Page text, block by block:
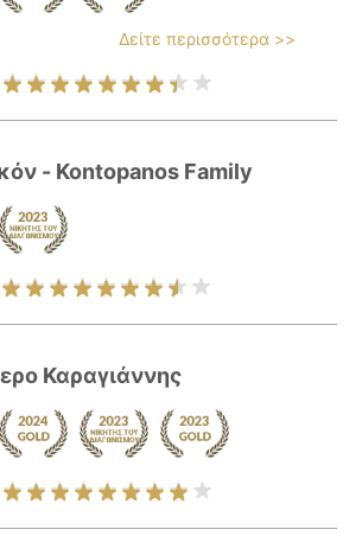
Δείτε περισσότερα >>
- Kontopanos Family
Καραγιάννης